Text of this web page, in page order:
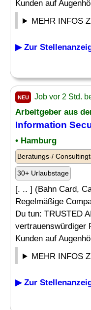
Kunden auf
MEHR INFOS
▶ Zur
NEU Job vor 2 Std.
Arbeitgeber aus
Information
• Hamburg
Beratungs-/
30+ Urlaubstage
[. .. ] (Bahn Card,
Regelmäßige
Du tun: TRUSTED
vertrauenswürdiger
Kunden auf
MEHR INFOS
▶ Zur